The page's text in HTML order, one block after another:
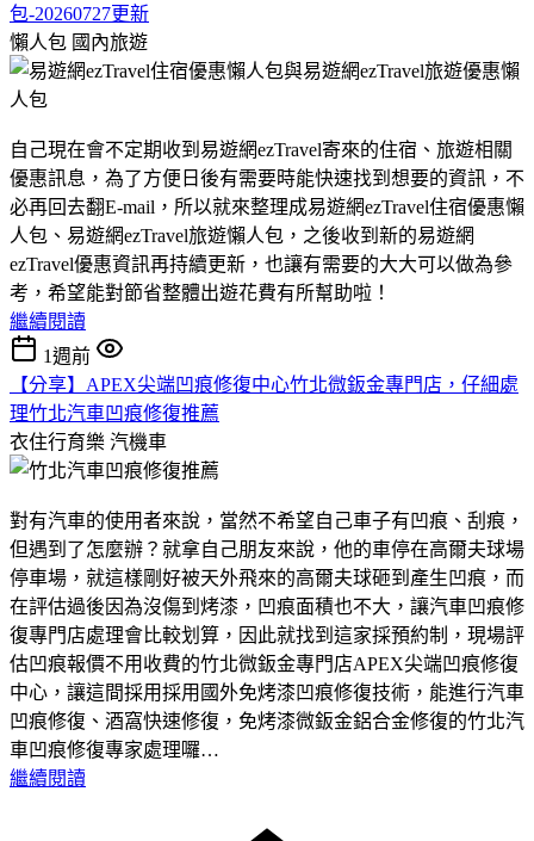
包-20260727更新
懶人包 國內旅遊
自己現在會不定期收到易遊網ezTravel寄來的住宿、旅遊相關
優惠訊息，為了方便日後有需要時能快速找到想要的資訊，不
必再回去翻E-mail，所以就來整理成易遊網ezTravel住宿優惠懶
人包、易遊網ezTravel旅遊懶人包，之後收到新的易遊網
ezTravel優惠資訊再持續更新，也讓有需要的大大可以做為參
考，希望能對節省整體出遊花費有所幫助啦！
繼續閱讀
1週前
【分享】APEX尖端凹痕修復中心竹北微鈑金專門店，仔細處
理竹北汽車凹痕修復推薦
衣住行育樂 汽機車
對有汽車的使用者來說，當然不希望自己車子有凹痕、刮痕，
但遇到了怎麼辦？就拿自己朋友來說，他的車停在高爾夫球場
停車場，就這樣剛好被天外飛來的高爾夫球砸到產生凹痕，而
在評估過後因為沒傷到烤漆，凹痕面積也不大，讓汽車凹痕修
復專門店處理會比較划算，因此就找到這家採預約制，現場評
估凹痕報價不用收費的竹北微鈑金專門店APEX尖端凹痕修復
中心，讓這間採用採用國外免烤漆凹痕修復技術，能進行汽車
凹痕修復、酒窩快速修復，免烤漆微鈑金鋁合金修復的竹北汽
車凹痕修復專家處理囉…
繼續閱讀